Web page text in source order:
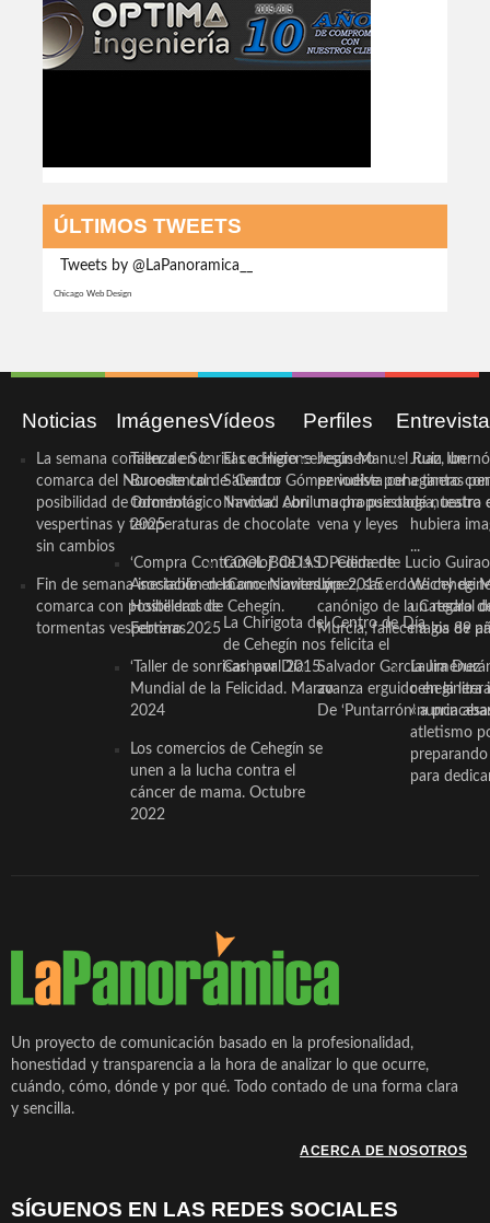
ÚLTIMOS TWEETS
Tweets by @LaPanoramica__
Chicago Web Design
Noticias
La semana comienza en la
comarca del Noroeste con
posibilidad de tormentas
vespertinas y temperaturas
sin cambios
Fin de semana inestable en la
comarca con posibilidad de
tormentas vespertinas
Imágenes
Taller de Sonrisas e Higiene
Bucodental de ‘Centro
Odontológico Innova’. Abril
2025
‘Compra Contrarreloj’ de la
Asociación de Comerciantes y
Hosteleros de Cehegín.
Febrero 2025
‘Taller de sonrisas’ por Día
Mundial de la Felicidad. Marzo
2024
Los comercios de Cehegín se
unen a la lucha contra el
cáncer de mama. Octubre
2022
Vídeos
El cocinero ceheginero
Salvador Gómez vuelve por
Navidad con una propuesta
de chocolate
COOL BODAS. Pedida de
mano. Noviembre 2015
La Chirigota del Centro de Día
de Cehegín nos felicita el
Carnaval 2015
Perfiles
Jesús Manuel Ruiz, un
periodista ceheginero con
mucha psicología, teatro
vena y leyes
D. Clemente Lucio Guirao
López, sacerdote
canónigo de la Catedral
Murcia, fallece a los 89
Salvador García Jiménez
avanza erguido en la
De ‘Puntarrón’ a
Juan
a tantas
de nuestra
hubiera
...
Wichy de
un regalo
magia de
Laura
ceheginera
«nunca
atletismo
para
Un proyecto de comunicación basado en la profesionalidad,
honestidad y transparencia a la hora de analizar lo que ocurre,
cuándo, cómo, dónde y por qué. Todo contado de una forma clara
y sencilla.
ACERCA DE NOSOTROS
SÍGUENOS EN LAS REDES SOCIALES